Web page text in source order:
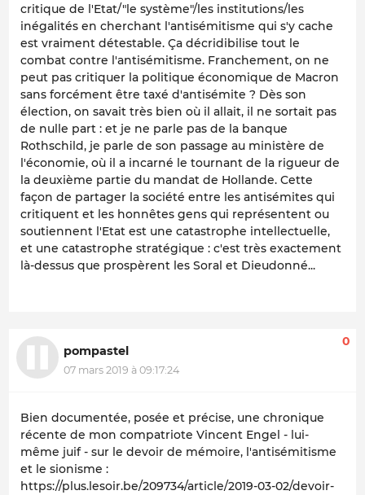
critique de l'Etat/"le système"/les institutions/les
inégalités en cherchant l'antisémitisme qui s'y cache
est vraiment détestable. Ça décridibilise tout le
combat contre l'antisémitisme. Franchement, on ne
peut pas critiquer la politique économique de Macron
sans forcément être taxé d'antisémite ? Dès son
élection, on savait très bien où il allait, il ne sortait pas
de nulle part : et je ne parle pas de la banque
Rothschild, je parle de son passage au ministère de
l'économie, où il a incarné le tournant de la rigueur de
la deuxième partie du mandat de Hollande. Cette
façon de partager la société entre les antisémites qui
critiquent et les honnêtes gens qui représentent ou
soutiennent l'Etat est une catastrophe intellectuelle,
et une catastrophe stratégique : c'est très exactement
là-dessus que prospèrent les Soral et Dieudonné...
pompastel
07 mars 2019 à 09:17:24
0
Bien documentée, posée et précise, une chronique
récente de mon compatriote Vincent Engel - lui-
même juif - sur le devoir de mémoire, l'antisémitisme
et le sionisme :
https://plus.lesoir.be/209734/article/2019-03-02/devoir-